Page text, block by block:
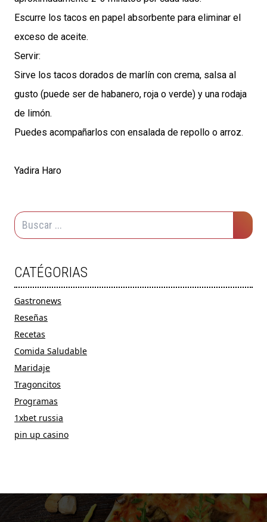
Escurre los tacos en papel absorbente para eliminar el
exceso de aceite.
Servir:
Sirve los tacos dorados de marlín con crema, salsa al
gusto (puede ser de habanero, roja o verde) y una rodaja
de limón.
Puedes acompañarlos con ensalada de repollo o arroz.
Yadira Haro
CATÉGORIAS
Gastronews
Reseñas
Recetas
Comida Saludable
Maridaje
Tragoncitos
Programas
1xbet russia
pin up casino